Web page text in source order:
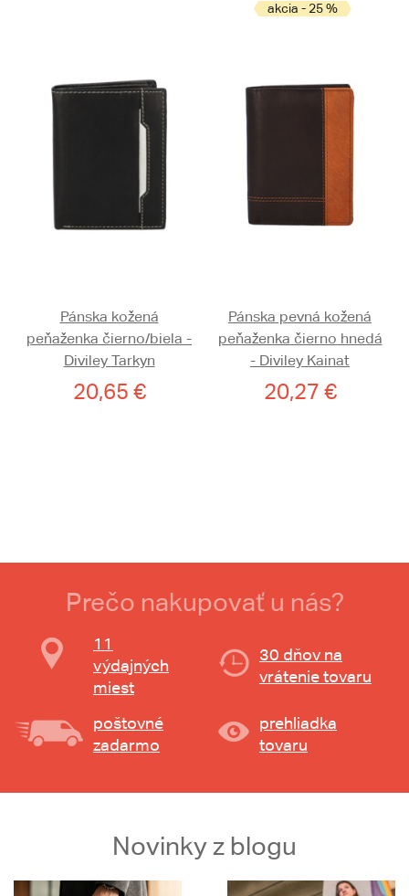
akcia - 25 %
Pánska kožená
peňaženka čierno/biela -
Diviley Tarkyn
20,65 €
Pánska pevná kožená
peňaženka čierno hnedá
- Diviley Kainat
20,27 €
Prečo nakupovať u nás?
11
výdajných
miest
30 dňov na
vrátenie tovaru
poštovné
zadarmo
prehliadka
tovaru
Novinky z blogu